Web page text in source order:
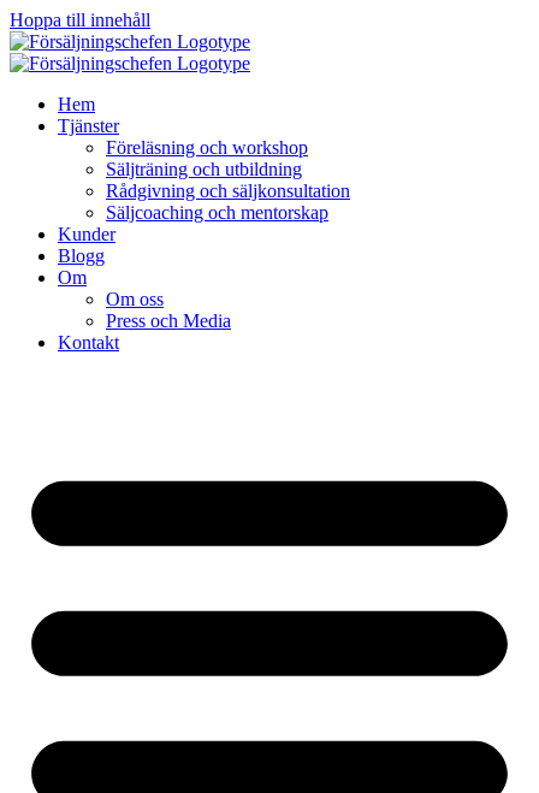
Hoppa till innehåll
Hem
Tjänster
Föreläsning och workshop
Säljträning och utbildning
Rådgivning och säljkonsultation
Säljcoaching och mentorskap
Kunder
Blogg
Om
Om oss
Press och Media
Kontakt